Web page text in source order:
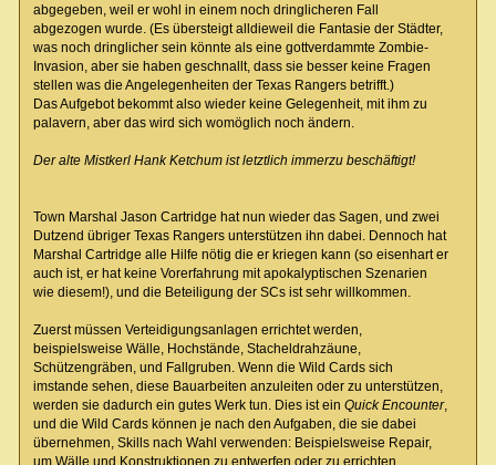
abgegeben, weil er wohl in einem noch dringlicheren Fall
abgezogen wurde. (Es übersteigt alldieweil die Fantasie der Städter,
was noch dringlicher sein könnte als eine gottverdammte Zombie-
Invasion, aber sie haben geschnallt, dass sie besser keine Fragen
stellen was die Angelegenheiten der Texas Rangers betrifft.)
Das Aufgebot bekommt also wieder keine Gelegenheit, mit ihm zu
palavern, aber das wird sich womöglich noch ändern.
Der alte Mistkerl Hank Ketchum ist letztlich immerzu beschäftigt!
Town Marshal Jason Cartridge hat nun wieder das Sagen, und zwei
Dutzend übriger Texas Rangers unterstützen ihn dabei. Dennoch hat
Marshal Cartridge alle Hilfe nötig die er kriegen kann (so eisenhart er
auch ist, er hat keine Vorerfahrung mit apokalyptischen Szenarien
wie diesem!), und die Beteiligung der SCs ist sehr willkommen.
Zuerst müssen Verteidigungsanlagen errichtet werden,
beispielsweise Wälle, Hochstände, Stacheldrahzäune,
Schützengräben, und Fallgruben. Wenn die Wild Cards sich
imstande sehen, diese Bauarbeiten anzuleiten oder zu unterstützen,
werden sie dadurch ein gutes Werk tun. Dies ist ein Quick Encounter,
und die Wild Cards können je nach den Aufgaben, die sie dabei
übernehmen, Skills nach Wahl verwenden: Beispielsweise Repair,
um Wälle und Konstruktionen zu entwerfen oder zu errichten,